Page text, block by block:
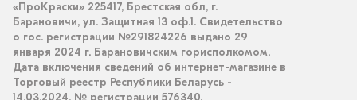
«ПроКраски» 225417, Брестская обл, г.
Барановичи, ул. Защитная 13 оф.1. Свидетельство
о гос. регистрации №291824226 выдано 29
января 2024 г. Барановичским горисполкомом.
Дата включения сведений об интернет-магазине в
Торговый реестр Республики Беларусь -